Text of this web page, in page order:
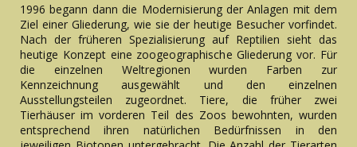
1996 begann dann die Modernisierung der Anlagen mit dem
Ziel einer Gliederung, wie sie der heutige Besucher vorfindet.
Nach der früheren Spezialisierung auf Reptilien sieht das
heutige Konzept eine zoogeographische Gliederung vor. Für
die einzelnen Weltregionen wurden Farben zur
Kennzeichnung ausgewählt und den einzelnen
Ausstellungsteilen zugeordnet. Tiere, die früher zwei
Tierhäuser im vorderen Teil des Zoos bewohnten, wurden
entsprechend ihren natürlichen Bedürfnissen in den